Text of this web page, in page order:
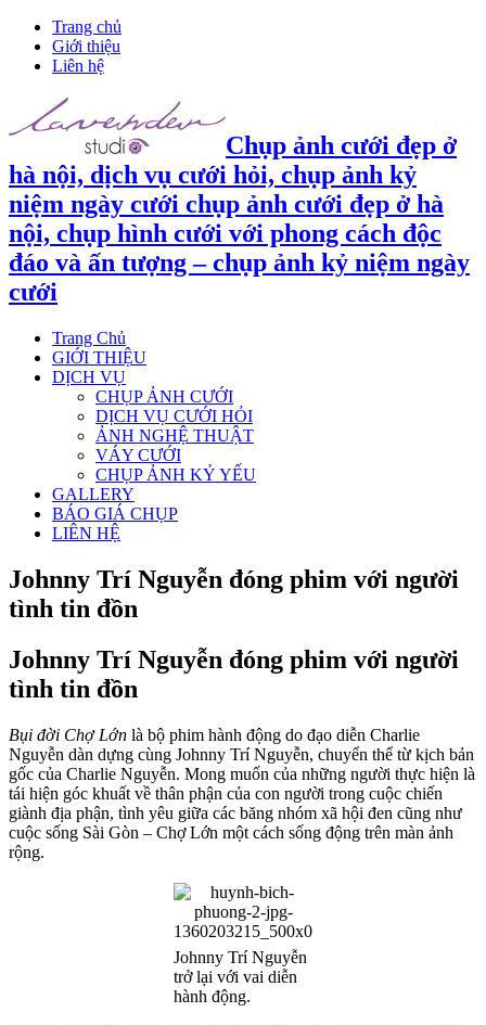
Trang chủ
Giới thiệu
Liên hệ
Chụp ảnh cưới đẹp ở
hà nội, dịch vụ cưới hỏi, chụp ảnh kỷ
niệm ngày cưới chụp ảnh cưới đẹp ở hà
nội, chụp hình cưới với phong cách độc
đáo và ấn tượng – chụp ảnh kỷ niệm ngày
cưới
Trang Chủ
GIỚI THIỆU
DỊCH VỤ
CHỤP ẢNH CƯỚI
DỊCH VỤ CƯỚI HỎI
ẢNH NGHỆ THUẬT
VÁY CƯỚI
CHỤP ẢNH KỶ YẾU
GALLERY
BÁO GIÁ CHỤP
LIÊN HỆ
Johnny Trí Nguyễn đóng phim với người
tình tin đồn
Johnny Trí Nguyễn đóng phim với người
tình tin đồn
Bụi đời Chợ Lớn là bộ phim hành động do đạo diễn Charlie
Nguyễn dàn dựng cùng Johnny Trí Nguyễn, chuyển thể từ kịch bản
gốc của Charlie Nguyễn. Mong muốn của những người thực hiện là
tái hiện góc khuất về thân phận của con người trong cuộc chiến
giành địa phận, tình yêu giữa các băng nhóm xã hội đen cũng như
cuộc sống Sài Gòn – Chợ Lớn một cách sống động trên màn ảnh
rộng.
Johnny Trí Nguyễn
trở lại với vai diễn
hành động.